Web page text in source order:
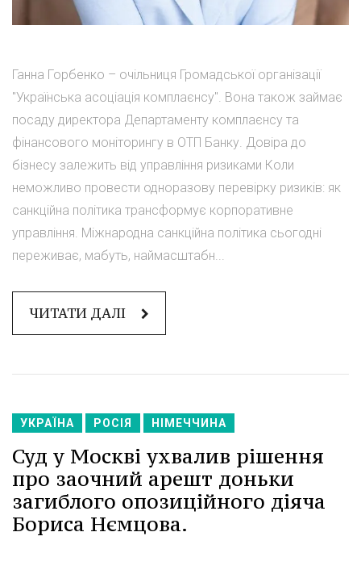
Ганна Горбенко – очільниця Громадської організації
"Українська асоціація комплаєнсу". Вона також займає
посаду директора Департаменту комплаєнсу та
фінансового моніторингу в ОТП Банку. Довіра до
бізнесу залежить від управління ризиками Коли
неможливо провести одноразову перевірку ризиків: як
санкційна політика трансформує корпоративне
управління. Міжнародна санкційна політика сьогодні
переживає, мабуть, наймасштабн...
ЧИТАТИ ДАЛІ
УКРАЇНА РОСІЯ НІМЕЧЧИНА
Суд у Москві ухвалив рішення
про заочний арешт доньки
загиблого опозиційного діяча
Бориса Нємцова.